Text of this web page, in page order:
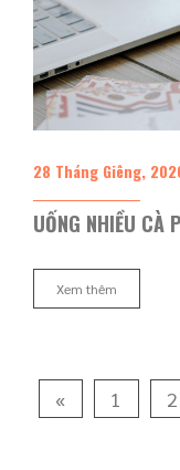
28 Tháng Giêng,
UỐNG NHIỀU CÀ
Xem thêm
« 1 2